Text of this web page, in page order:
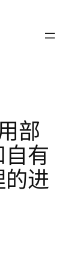
部
有
进